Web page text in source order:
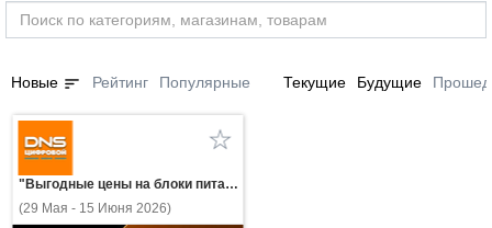
Новые sort Рейтинг Популярные Текущие Будущие
"Выгодные цены на блоки питания Cougar!"
(29 Мая - 15 Июня 2026)